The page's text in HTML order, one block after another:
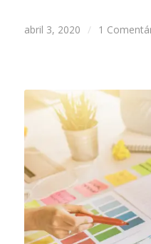
abril 3, 2020 / 1